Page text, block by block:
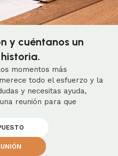
y cuéntanos un
momentos más
todo el esfuerzo y la
y necesitas ayuda,
reunión para que